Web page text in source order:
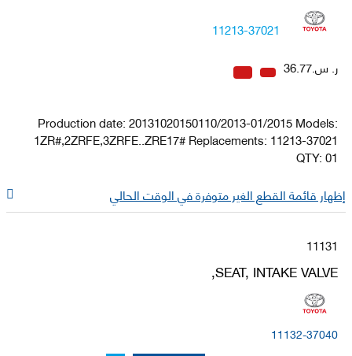
11213-37021
ر. س.36.77
Production date: 20131020150110/2013-01/2015 Models:
1ZR#,2ZRFE,3ZRFE..ZRE17# Replacements: 11213-37021
QTY: 01
إظهار قائمة القطع الغير متوفرة في الوقت الحالي
11131
SEAT, INTAKE VALVE,
11132-37040